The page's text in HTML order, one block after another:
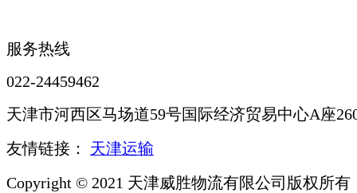
服务热线
022-24459462
天津市河西区马场道59号国际经济贸易中心A座
友情链接： 天津运输
Copyright © 2021 天津威胜物流有限公司版权所有